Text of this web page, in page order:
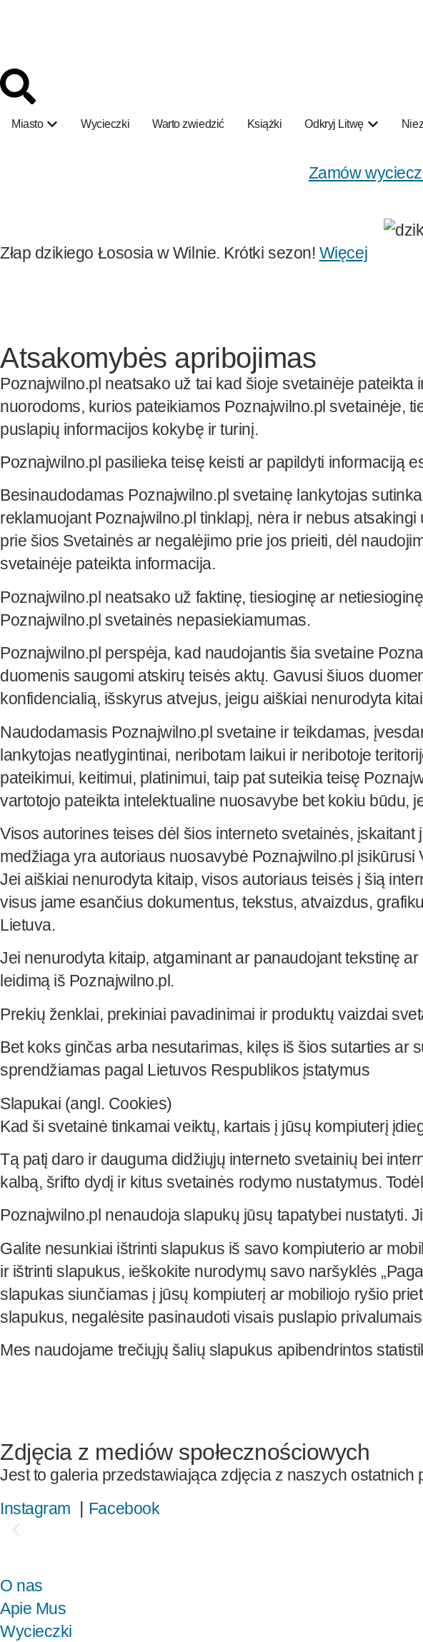
Miasto Wycieczki Warto zwiedzić Książki Odkryj Litwę
Zamów
Złap dzikiego Łososia w Wilnie. Krótki sezon! Więcej
Atsakomybės apribojimas
Poznajwilno.pl neatsako už tai kad šioje svetainėje
nuorodoms, kurios pateikiamos Poznajwilno.pl svetainėje,
puslapių informacijos kokybę ir turinį.
Poznajwilno.pl pasilieka teisę keisti ar papildyti informaciją
Besinaudodamas Poznajwilno.pl svetainę lankytojas
reklamuojant Poznajwilno.pl tinklapį, nėra ir nebus
prie šios Svetainės ar negalėjimo prie jos prieiti, dėl
svetainėje pateikta informacija.
Poznajwilno.pl neatsako už faktinę, tiesioginę ar
Poznajwilno.pl svetainės nepasiekiamumas.
Poznajwilno.pl perspėja, kad naudojantis šia svetaine
duomenis saugomi atskirų teisės aktų. Gavusi šiuos
konfidencialią, išskyrus atvejus, jeigu aiškiai nenurodyta
Naudodamasis Poznajwilno.pl svetaine ir teikdamas,
lankytojas neatlygintinai, neribotam laikui ir neribotoje
pateikimui, keitimui, platinimui, taip pat suteikia teisę
vartotojo pateikta intelektualine nuosavybe bet kokiu būdu,
Visos autorines teises dėl šios interneto svetainės,
medžiaga yra autoriaus nuosavybė Poznajwilno.pl
Jei aiškiai nenurodyta kitaip, visos autoriaus teisės į šią
visus jame esančius dokumentus, tekstus, atvaizdus,
Lietuva.
Jei nenurodyta kitaip, atgaminant ar panaudojant tekstinę
leidimą iš Poznajwilno.pl.
Prekių ženklai, prekiniai pavadinimai ir produktų vaizdai
Bet koks ginčas arba nesutarimas, kilęs iš šios sutarties ar
sprendžiamas pagal Lietuvos Respublikos įstatymus
Slapukai (angl. Cookies)
Kad ši svetainė tinkamai veiktų, kartais į jūsų kompiuterį
Tą patį daro ir dauguma didžiųjų interneto svetainių bei
kalbą, šrifto dydį ir kitus svetainės rodymo nustatymus.
Poznajwilno.pl nenaudoja slapukų jūsų tapatybei nustatyti.
Galite nesunkiai ištrinti slapukus iš savo kompiuterio ar
ir ištrinti slapukus, ieškokite nurodymų savo naršyklės
slapukas siunčiamas į jūsų kompiuterį ar mobiliojo ryšio
slapukus, negalėsite pasinaudoti visais puslapio
Mes naudojame trečiųjų šalių slapukus apibendrintos
Zdjęcia z mediów społecznościowych
Jest to galeria przedstawiająca zdjęcia z naszych ostatnich
Instagram | Facebook
O nas
Apie Mus
Wycieczki